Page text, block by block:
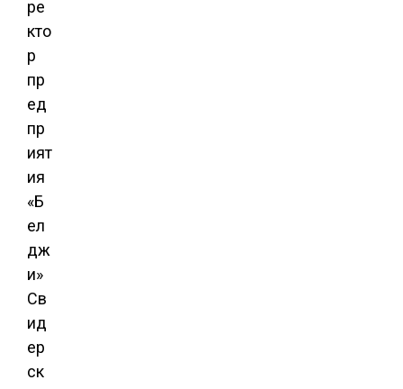
ре
кто
р
пр
ед
пр
ият
ия
«Б
ел
дж
и»
Св
ид
ер
ск